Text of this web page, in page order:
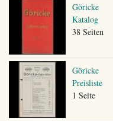
Göricke
Katalog
38 Seiten
Göricke
Preisliste
1 Seite